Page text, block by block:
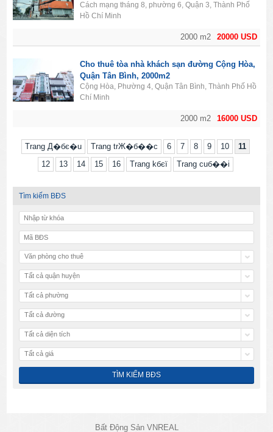
20000 USD
2000 m2
Cách mạng tháng 8, phường 6, Quận 3, Thành Phố
Hồ Chí Minh
16000 USD
2000 m2
Cho thuê tòa nhà khách sạn đường Cộng Hòa,
Quận Tân Bình, 2000m2
Cộng Hòa, Phường 4, Quận Tân Bình, Thành Phố Hồ
Chí Minh
Trang Д�бє�u Trang trЖ�б��c 6 7 8 9 10
11
12
13 14 15 16 Trang kбєї Trang cuб��i
Tìm kiếm BĐS
Văn phòng cho thuê
Tất cả quận huyện
Tất cả phường
Tất cả đường
Tất cả diện tích
Tất cả giá
Bất Động Sản VNREAL